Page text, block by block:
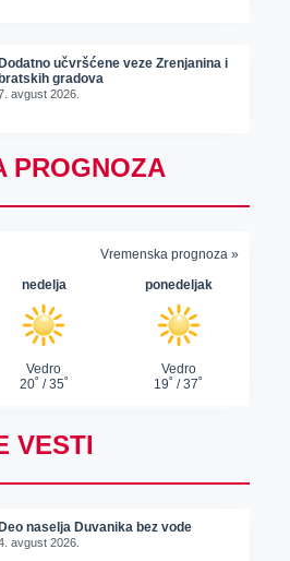
učvršćene veze Zrenjanina i
gradova
avgust 2026.
PROGNOZA
VESTI
Deo naselja Duvanika bez vode
avgust 2026.